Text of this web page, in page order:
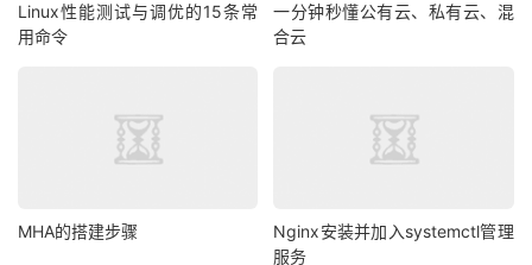
Linux性能测试与调优的15条常
用命令
一分钟秒懂公有云、私有云、混
合云
MHA的搭建步骤
Nginx安装并加入systemctl管理
服务